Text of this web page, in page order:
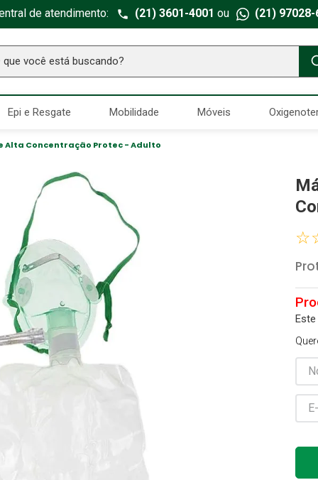
de atendimento: (21) 3601-4001 ou (21) 97028-
você está buscando?
Epi e Resgate Mobilidade Móveis
Alta Concentração Protec - Adulto
☆
MAIS BUSCADOS
Seringa Insulina
º Fralda Geriatrica
Estetoscopio Littmann
Littmann
Absorvente Geriatrico
Gaze Esteril
Aparelho Pressão
Cadeira Banho
º Gaze